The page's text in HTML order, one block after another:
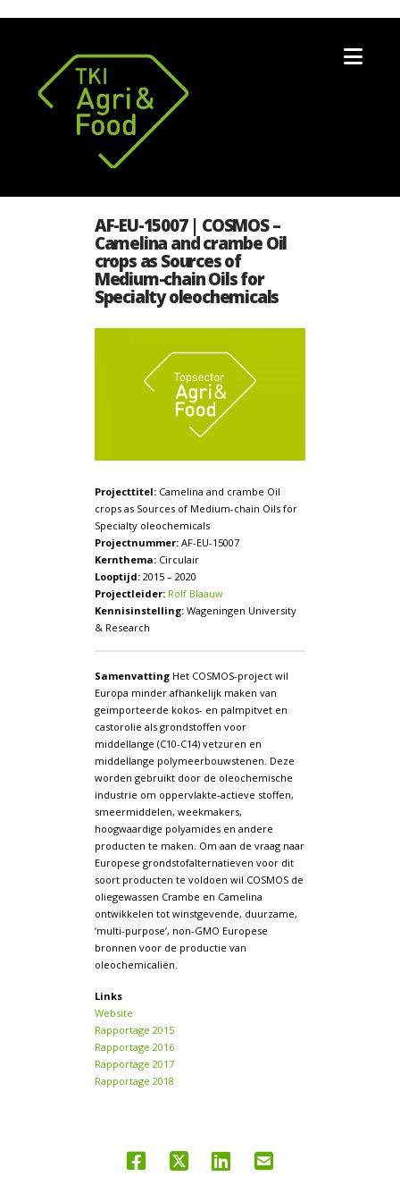
AF-EU-15007 | COSMOS –
Camelina and crambe Oil
crops as Sources of
Medium-chain Oils for
Specialty oleochemicals
Projecttitel:Camelina and crambe Oil
crops as Sources of Medium-chain Oils for
Specialty oleochemicals
Projectnummer:AF-EU-15007
Kernthema:Circulair
Looptijd: 2015 – 2020
Projectleider: Rolf Blaauw
Kennisinstelling:Wageningen University
& Research
SamenvattingHet COSMOS-project wil
Europa minder afhankelijk maken van
geïmporteerde kokos- en palmpitvet en
castorolie als grondstoffen voor
middellange (C10-C14) vetzuren en
middellange polymeerbouwstenen. Deze
worden gebruikt door de oleochemische
industrie om oppervlakte-actieve stoffen,
smeermiddelen, weekmakers,
hoogwaardige polyamides en andere
producten te maken. Om aan de vraag naar
Europese grondstofalternatieven voor dit
soort producten te voldoen wil COSMOS de
oliegewassen Crambe en Camelina
ontwikkelen tot winstgevende, duurzame,
‘multi-purpose’, non-GMO Europese
bronnen voor de productie van
oleochemicaliën.
Links
Website
Rapportage 2015
Rapportage 2016
Rapportage 2017
Rapportage 2018